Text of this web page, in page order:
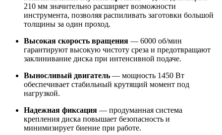
210 мм значительно расширяет возможности
инструмента, позволяя распиливать заготовки большой
толщины за один проход.
Высокая скорость вращения — 6000 об/мин
гарантируют высокую чистоту среза и предотвращают
заклинивание диска при интенсивной подаче.
Выносливый двигатель — мощность 1450 Вт
обеспечивает стабильный крутящий момент под
нагрузкой.
Надежная фиксация — продуманная система
крепления диска повышает безопасность и
минимизирует биение при работе.